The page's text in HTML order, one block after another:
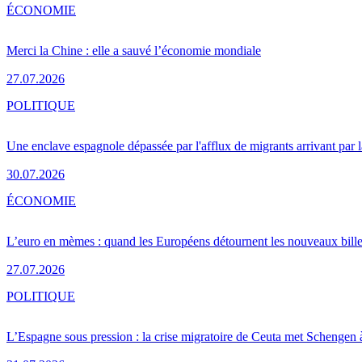
Merci la Chine : elle a sauvé l’économie mondiale
27.07.2026
ÉCONOMIE
Une enclave espagnole dépassée par l'afflux de migrants arrivant par
30.07.2026
POLITIQUE
L’euro en mèmes : quand les Européens détournent les nouveaux
27.07.2026
ÉCONOMIE
L’Espagne sous pression : la crise migratoire de Ceuta met Schengen
POLITIQUE